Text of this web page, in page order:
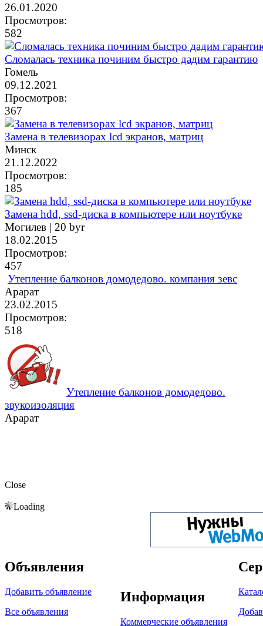
26.01.2020
Просмотров:
582
Сломалась техника починим быстро дадим гарантию
Гомель
09.12.2021
Просмотров:
367
Замена в телевизорах lcd экранов, матриц
Минск
21.12.2022
Просмотров:
185
Замена hdd, ssd-диска в компьютере или ноутбуке
Могилев | 20 byr
18.02.2015
Просмотров:
457
Утепление балконов домодедово. компания зевс
Арарат
23.02.2015
Просмотров:
518
Утепление балконов домодедово.
звукоизоляция
Арарат
Close
Loading
Объявления
Добавить объявление
Все объявления
Информация
Коммерческие объявления